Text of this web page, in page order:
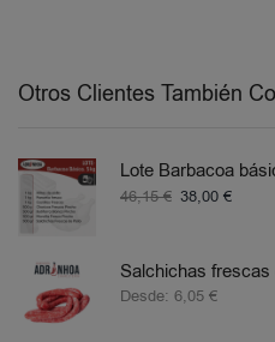
Otros Clientes También
Lote Barbacoa
46,15€ 38,00 €
Salchichas frescas
Desde: 6,05 €